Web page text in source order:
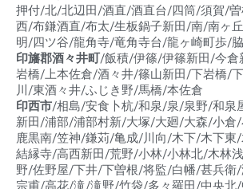
押付/北/北辺田/酒直/酒直台/四筒/須賀/
西/布鎌酒直/布太/生板鍋子新田/南/南ヶ
明/四ツ谷/龍角寺/竜角寺台/龍ヶ崎町歩/
印旛郡酒々井町/飯積/伊篠/伊篠新田/今
岩橋/上本佐倉/酒々井/篠山新田/下岩橋/
川/東酒々井/ふじき野/馬橋/本佐倉
印西市/相島/安食卜杭/和泉/泉/泉野/和泉
新田/浦部/浦部村新/大塚/大廻/大森/小倉
鹿黒南/笠神/鎌苅/亀成/川向/木下/木下東
結縁寺/高西新田/荒野/小林/小林北/木林
野/佐野屋/下井/下曽根/将監/白幡/甚兵衛
宗甫/高花/滝/滝野/竹袋/多々羅田/中央北/